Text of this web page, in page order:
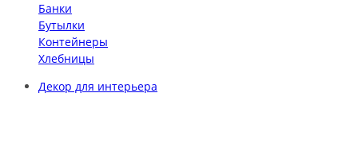
Банки
Бутылки
Контейнеры
Хлебницы
Декор для интерьера